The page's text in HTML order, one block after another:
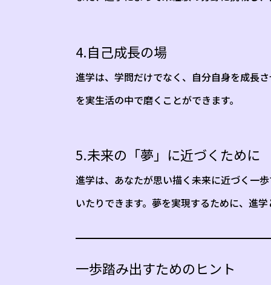
4.自己成長の場
進学は、学問だけでなく、自分自身を成長
を実生活の中で磨くことができます。
5.未来の「夢」に近づくために
進学は、あなたが思い描く未来に近づく一
いたりできます。夢を実現するために、進
一歩踏み出すためのヒント